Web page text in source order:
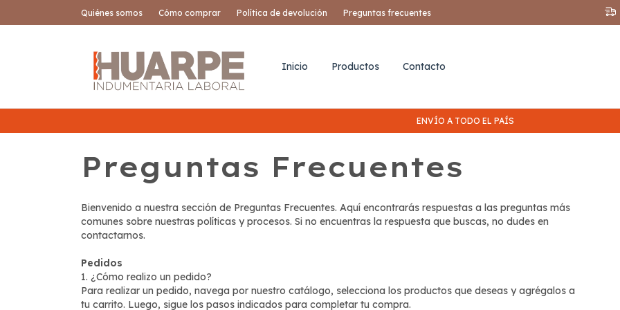
Quiénes somos Cómo comprar Política de devolución Preguntas frecuentes
Inicio Productos Contacto
ENVÍO A TODO EL PAÍS
Preguntas Frecuentes
Bienvenido a nuestra sección de Preguntas Frecuentes. Aquí encontrarás respuestas a las preguntas más
comunes sobre nuestras políticas y procesos. Si no encuentras la respuesta que buscas, no dudes en
contactarnos.
Pedidos
1. ¿Cómo realizo un pedido?
Para realizar un pedido, navega por nuestro catálogo, selecciona los productos que deseas y agrégalos a
tu carrito. Luego, sigue los pasos indicados para completar tu compra.